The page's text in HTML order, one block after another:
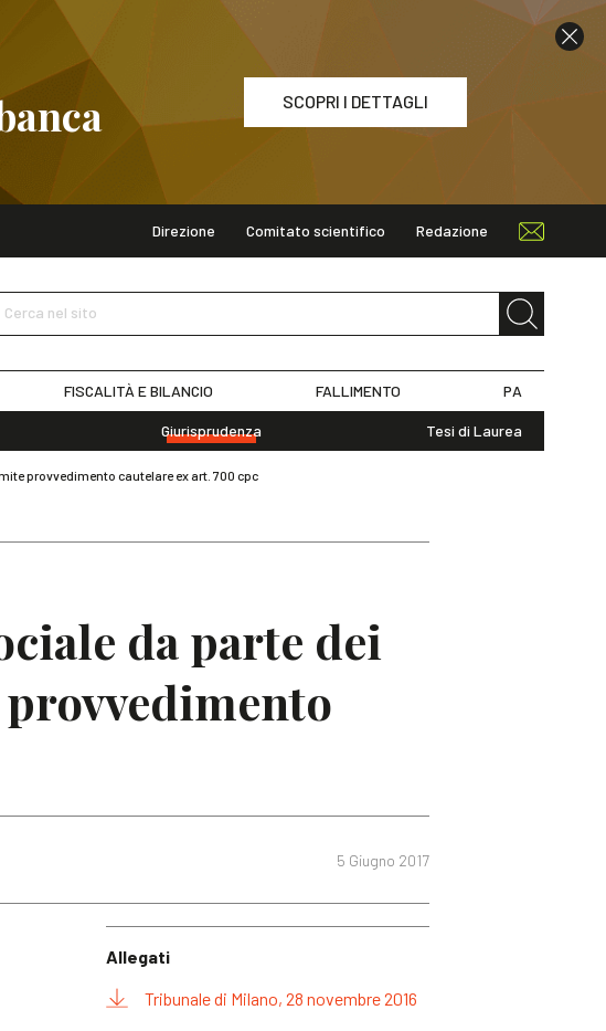
SCOPRI I DETTAGLI
SCOPRI I DETTAGLIDirezione Comitato scientifico Redazione
Cerca nel sito
FISCALITÀ E BILANCIO FALLIMENTO PA
Giurisprudenza Tesi di Laurea
provvedimento cautelare ex art. 700 cpc
da parte dei
5 Giugno 2017
Allegati
Tribunale di Milano, 28 novembre 2016